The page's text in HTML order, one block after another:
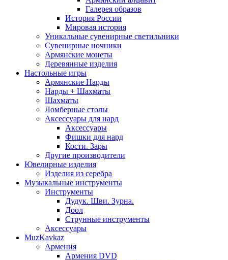
Галерея образов
История России
Мировая история
Уникальные сувенирные светильники
Сувенирные ночники
Армянские монеты
Деревянные изделия
Настольные игры
Армянские Нарды
Нарды + Шахматы
Шахматы
Ломберные столы
Аксессуары для нард
Аксессуары
Фишки для нард
Кости. Зары
Другие производители
Ювелирные изделия
Изделия из серебра
Музыкальные инструменты
Инструменты
Дудук. Шви. Зурна.
Доол
Струнные инструменты
Аксессуары
MuzKavkaz
Армения
Армения DVD